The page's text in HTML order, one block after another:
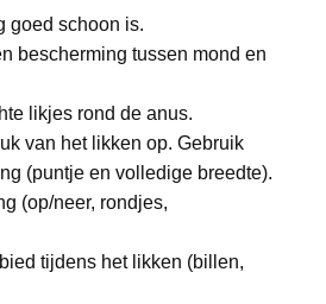
goed schoon is.
bescherming tussen mond en
likjes rond de anus.
van het likken op. Gebruik
(puntje en volledige breedte).
(op/neer, rondjes,
tijdens het likken (billen,